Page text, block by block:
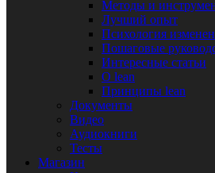
Методы и
Лучший опыт
Психология
Пошаговые
Интересные статьи
O lean
Принципы lean
Документы
Видео
Аудиокниги
Тесты
Магазин